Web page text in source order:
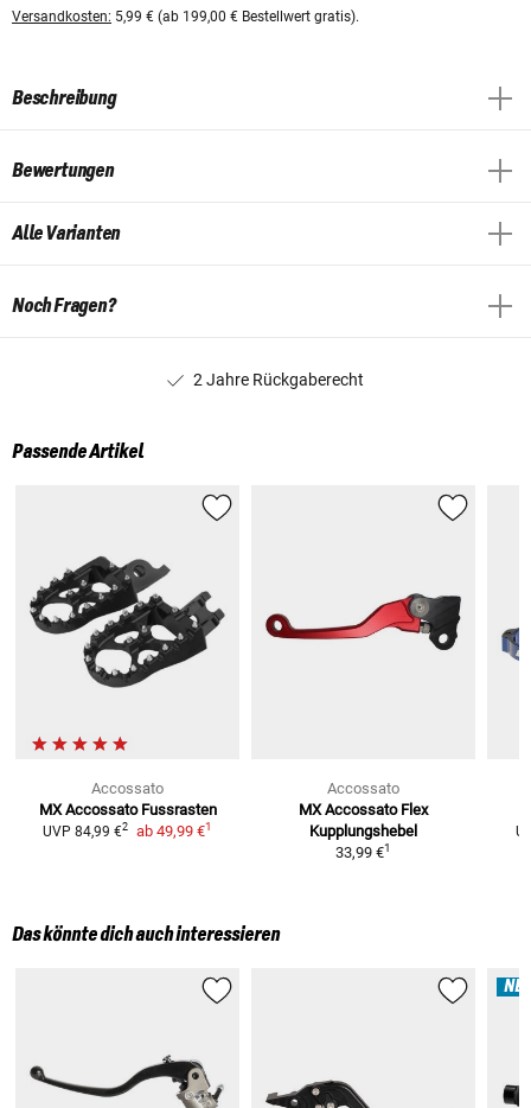
Versandkosten: 5,99 € (ab 199,00 € Bestellwert gratis).
Beschreibung
Bewertungen
Alle Varianten
Noch Fragen?
2 Jahre Rückgaberecht
Passende Artikel
Accossato
MX Accossato Fussrasten
UVP 84,99 €2 ab 49,99 €1
Accossato
MX Accossato Flex
Kupplungshebel
33,99 €1
Das könnte dich auch interessieren